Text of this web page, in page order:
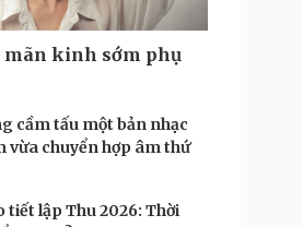
mãn kinh sớm phụ
cầm tấu một bản nhạc
vừa chuyển hợp âm thứ
tiết lập Thu 2026: Thời